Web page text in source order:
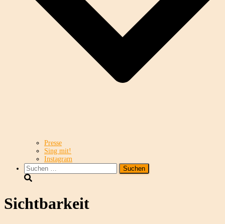
Presse
Sing mit!
Instagram
Suchen
nach:
Sichtbarkeit